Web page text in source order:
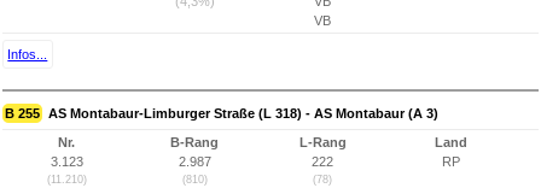
VB
Infos...
B 255 AS Montabaur-Limburger Straße (L 318) - AS Montabaur (A 3)
Nr.
3.123
(11.210)
B-Rang
2.987
(810)
L-Rang
222
(78)
Land
RP